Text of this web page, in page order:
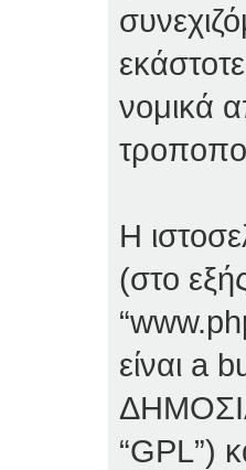
νομικά
Η
(στο
είναι a
“GPL”)